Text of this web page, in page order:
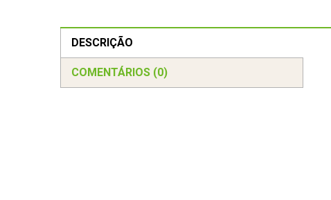
DESCRIÇÃO
COMENTÁRIOS (0)